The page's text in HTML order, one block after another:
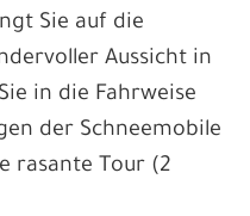
Sie auf die
Aussicht in
in die Fahrweise
der Schneemobile
rasante Tour (2